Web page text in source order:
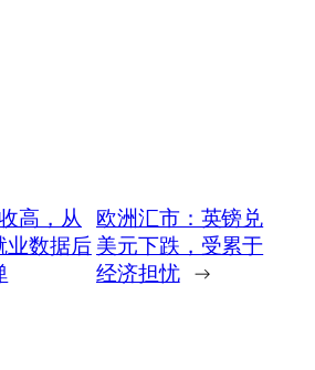
高，从
业数据后
欧洲汇市：英镑兑
美元下跌，受累于
经济担忧 →